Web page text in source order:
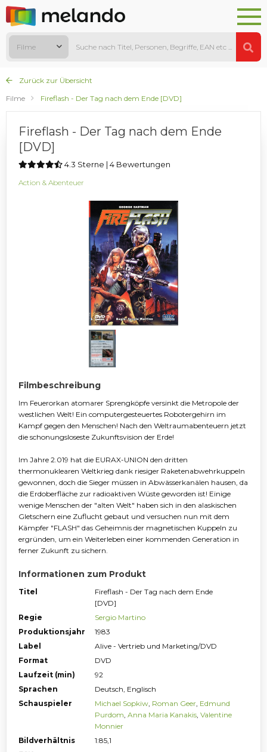
Filme
Zurück zur Übersicht
Filme
Fireflash - Der Tag nach dem Ende [DVD]
Fireflash - Der Tag nach dem Ende
[DVD]
4.3 Sterne | 4 Bewertungen
Action & Abenteuer
Filmbeschreibung
Im Feuerorkan atomarer Sprengköpfe versinkt die Metropole der
westlichen Welt! Ein computergesteuertes Robotergehirn im
Kampf gegen den Menschen! Nach den Weltraumabenteuern jetzt
die schonungsloseste Zukunftsvision der Erde!
Im Jahre 2.019 hat die EURAX-UNION den dritten
thermonuklearen Weltkrieg dank riesiger Raketenabwehrkuppeln
gewonnen, doch die Sieger müssen in Abwässerkanälen hausen, da
die Erdoberfläche zur radioaktiven Wüste geworden ist! Einige
wenige Menschen der "alten Welt" haben sich in den alaskischen
Gletschern eine Zuflucht gebaut und versuchen nun mit dem
Kämpfer "FLASH" das Geheimnis der magnetischen Kuppeln zu
ergründen, um ein Weiterleben einer kommenden Generation in
ferner Zukunft zu sichern.
Informationen zum Produkt
Titel
Fireflash - Der Tag nach dem Ende
[DVD]
Regie
Sergio Martino
Produktionsjahr
1983
Label
Alive - Vertrieb und Marketing/DVD
Format
DVD
Laufzeit (min)
92
Sprachen
Deutsch, Englisch
Schauspieler
Michael Sopkiw Roman Geer Edmund
Purdom Anna Maria Kanakis Valentine
Monnier
Bildverhältnis
1:85,1